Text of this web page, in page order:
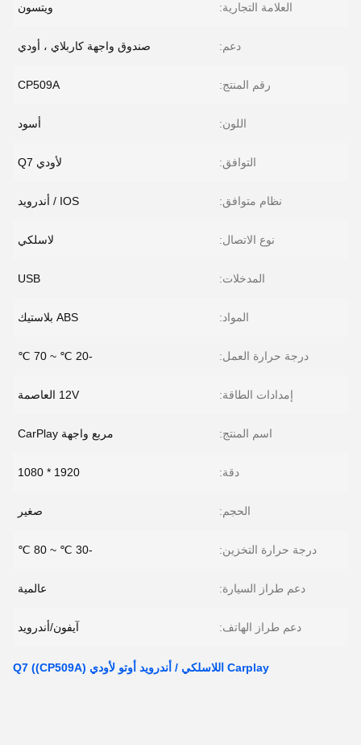
العلامة التجارية: ويتسون
دعم: صندوق واجهة كاربلاي ، أودي
رقم المنتج: CP509A
اللون: أسود
التوافق: لأودي Q7
نظام متوافق: IOS / أندرويد
نوع الاتصال: لاسلكي
المدخلات: USB
المواد: ABS بلاستيك
درجة حرارة العمل: -20 ℃ ~ 70 ℃
إمدادات الطاقة: 12V العاصمة
اسم المنتج: مربع واجهة CarPlay
دقة: 1920 * 1080
الحجم: صغير
درجة حرارة التخزين: -30 ℃ ~ 80 ℃
دعم طراز السيارة: عالمية
دعم طراز الهاتف: آيفون/أندرويد
Carplay اللاسلكي / أندرويد أوتو لأودي Q7 ((CP509A)